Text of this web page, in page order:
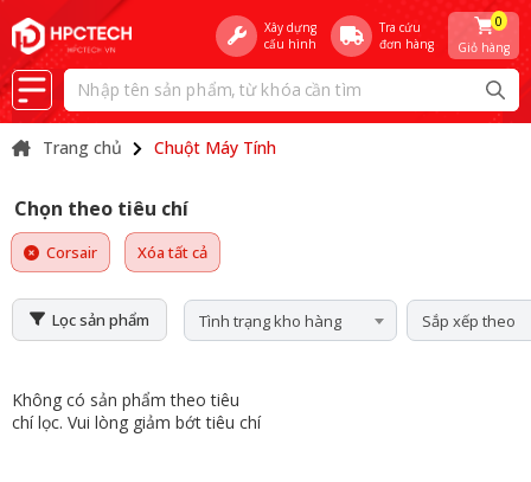
Xây dựng
cấu hình
Tra cứu
đơn hàng
Giỏ hàng
0
Trang chủ Chuột Máy Tính
Chọn theo tiêu chí
Corsair Xóa tất cả
Lọc sản phẩm Tình trạng kho hàng Sắp xếp theo
Không có sản phẩm theo tiêu
chí lọc. Vui lòng giảm bớt tiêu chí